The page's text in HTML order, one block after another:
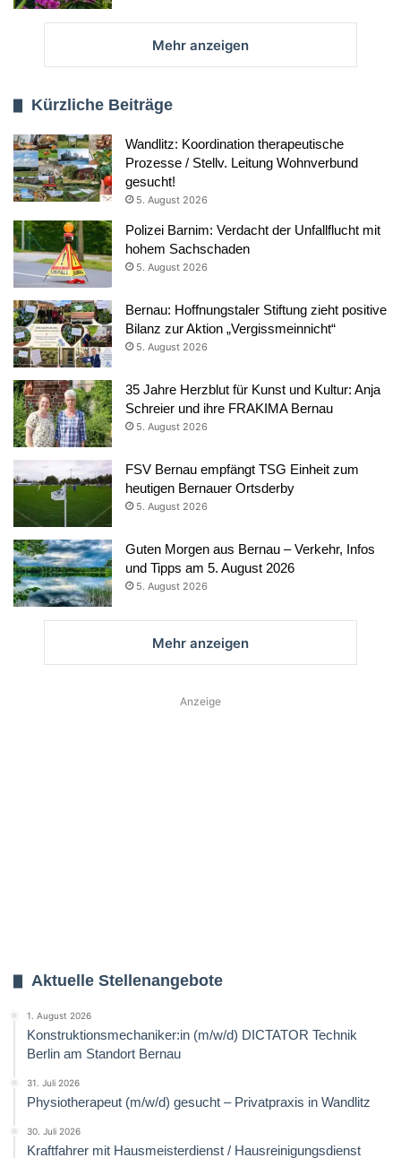
Mehr anzeigen
Kürzliche Beiträge
Wandlitz: Koordination therapeutische
Prozesse / Stellv. Leitung Wohnverbund
gesucht!
5. August 2026
Polizei Barnim: Verdacht der Unfallflucht mit
hohem Sachschaden
5. August 2026
Bernau: Hoffnungstaler Stiftung zieht positive
Bilanz zur Aktion „Vergissmeinnicht“
5. August 2026
35 Jahre Herzblut für Kunst und Kultur: Anja
Schreier und ihre FRAKIMA Bernau
5. August 2026
FSV Bernau empfängt TSG Einheit zum
heutigen Bernauer Ortsderby
5. August 2026
Guten Morgen aus Bernau – Verkehr, Infos
und Tipps am 5. August 2026
5. August 2026
Mehr anzeigen
Anzeige
Aktuelle Stellenangebote
1. August 2026
Konstruktionsmechaniker:in (m/w/d) DICTATOR Technik
Berlin am Standort Bernau
31. Juli 2026
Physiotherapeut (m/w/d) gesucht – Privatpraxis in Wandlitz
30. Juli 2026
Kraftfahrer mit Hausmeisterdienst / Hausreinigungsdienst